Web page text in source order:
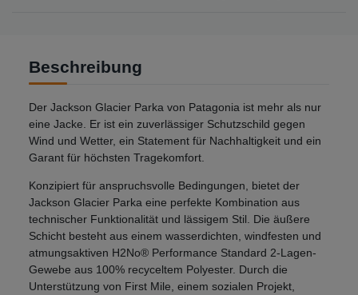
Beschreibung
Der Jackson Glacier Parka von Patagonia ist mehr als nur
eine Jacke. Er ist ein zuverlässiger Schutzschild gegen
Wind und Wetter, ein Statement für Nachhaltigkeit und ein
Garant für höchsten Tragekomfort.
Konzipiert für anspruchsvolle Bedingungen, bietet der
Jackson Glacier Parka eine perfekte Kombination aus
technischer Funktionalität und lässigem Stil. Die äußere
Schicht besteht aus einem wasserdichten, windfesten und
atmungsaktiven H2No® Performance Standard 2-Lagen-
Gewebe aus 100% recyceltem Polyester. Durch die
Unterstützung von First Mile, einem sozialen Projekt,